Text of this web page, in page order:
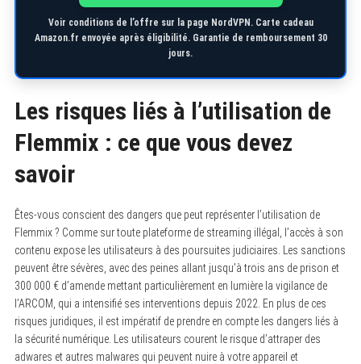
Voir conditions de l’offre sur la page NordVPN. Carte cadeau
Amazon.fr envoyée après éligibilité. Garantie de remboursement 30
jours.
Les risques liés à l’utilisation de
Flemmix : ce que vous devez
savoir
Êtes-vous conscient des dangers que peut représenter l’utilisation de
Flemmix ? Comme sur toute plateforme de streaming illégal, l’accès à son
contenu expose les utilisateurs à des poursuites judiciaires. Les sanctions
peuvent être sévères, avec des peines allant jusqu’à trois ans de prison et
300 000 € d’amende mettant particulièrement en lumière la vigilance de
l’ARCOM, qui a intensifié ses interventions depuis 2022. En plus de ces
risques juridiques, il est impératif de prendre en compte les dangers liés à
la sécurité numérique. Les utilisateurs courent le risque d’attraper des
adwares et autres malwares qui peuvent nuire à votre appareil et